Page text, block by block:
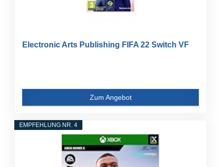
Electronic Arts Publishing FIFA 22 Switch VF
Zum Angebot
EMPFEHLUNG NR. 4